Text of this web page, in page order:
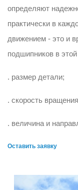
определяют
практически в
движением - это и
подшипников в
. размер детали;
. скорость
. величина и
Оставить заявку